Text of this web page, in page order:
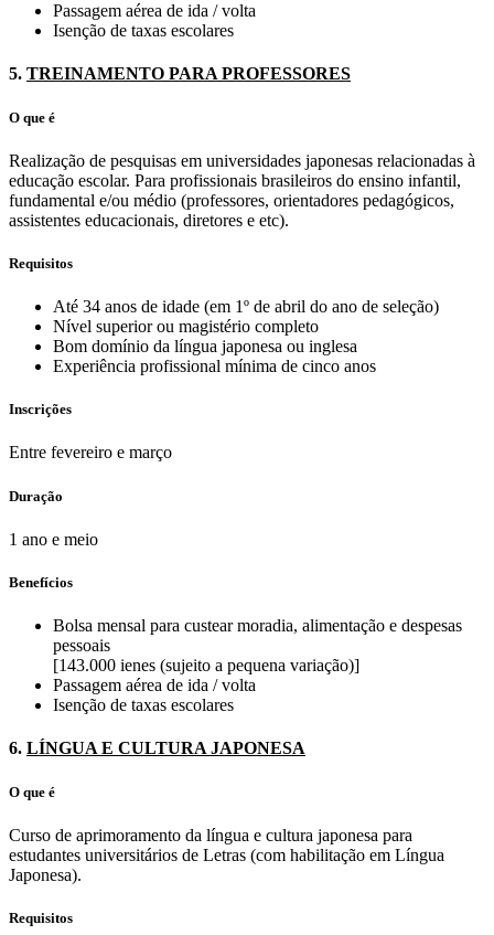
Passagem aérea de ida / volta
Isenção de taxas escolares
5. TREINAMENTO PARA PROFESSORES
O que é
Realização de pesquisas em universidades japonesas relacionadas à
educação escolar. Para profissionais brasileiros do ensino infantil,
fundamental e/ou médio (professores, orientadores pedagógicos,
assistentes educacionais, diretores e etc).
Requisitos
Até 34 anos de idade (em 1º de abril do ano de seleção)
Nível superior ou magistério completo
Bom domínio da língua japonesa ou inglesa
Experiência profissional mínima de cinco anos
Inscrições
Entre fevereiro e março
Duração
1 ano e meio
Benefícios
Bolsa mensal para custear moradia, alimentação e despesas
pessoais
[143.000 ienes (sujeito a pequena variação)]
Passagem aérea de ida / volta
Isenção de taxas escolares
6. LÍNGUA E CULTURA JAPONESA
O que é
Curso de aprimoramento da língua e cultura japonesa para
estudantes universitários de Letras (com habilitação em Língua
Japonesa).
Requisitos